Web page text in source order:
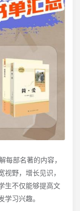
部名著的内容，
野，增长见识，
生不仅能够提高文
习兴趣。